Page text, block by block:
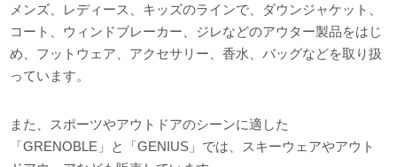
メンズ、レディース、キッズのラインで、ダウンジャケット、
コート、ウィンドブレーカー、ジレなどのアウター製品をはじ
め、フットウェア、アクセサリー、香水、バッグなどを取り扱
っています。
また、スポーツやアウトドアのシーンに適した
「GRENOBLE」と「GENIUS」では、スキーウェアやアウト